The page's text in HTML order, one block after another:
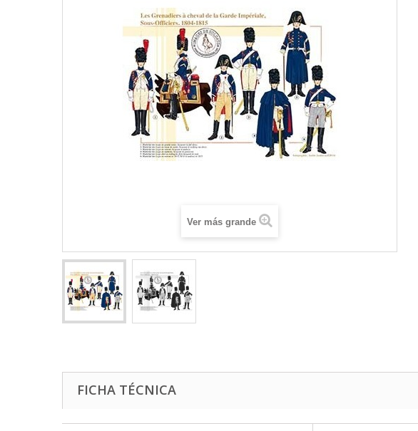
Ver más grande
FICHA TÉCNICA